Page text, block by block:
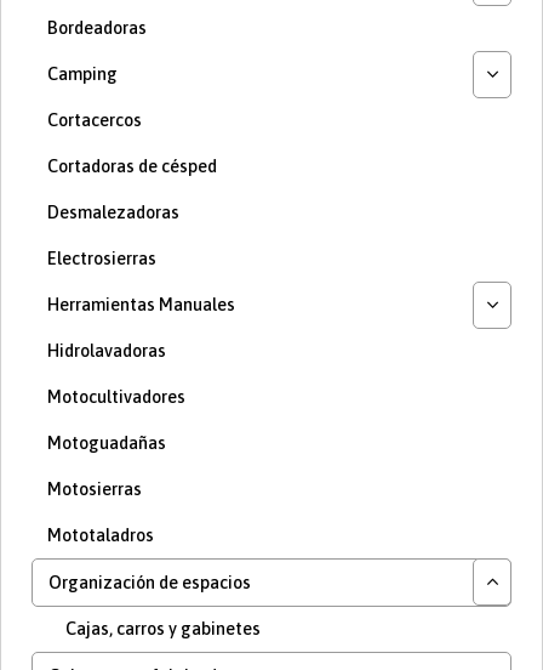
Bordeadoras
Camping
Cortacercos
Cortadoras de césped
Desmalezadoras
Electrosierras
Herramientas Manuales
Hidrolavadoras
Motocultivadores
Motoguadañas
Motosierras
Mototaladros
Organización de espacios
Cajas, carros y gabinetes